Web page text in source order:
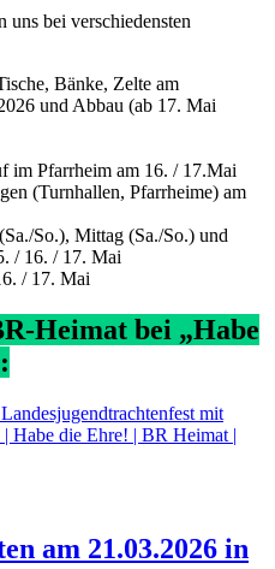
uns bei verschiedensten
Bänke, Zelte am
und Abbau (ab 17. Mai
im Pfarrheim am 16. / 17.Mai
(Turnhallen, Pfarrheime) am
So.), Mittag (Sa./So.) und
/ 16. / 17. Mai
/ 17. Mai
Heimat bei „Habe
mit
Habe die Ehre! | BR Heimat |
am 21.03.2026 in